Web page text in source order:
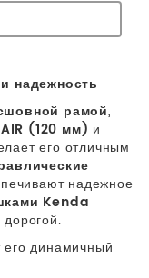
надежность
рамой,
(120 мм) и
его отличным
надежное
Kenda
его динамичный